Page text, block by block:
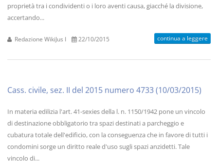
proprietà tra i condividenti o i loro aventi causa, giacché la divisione,
accertando...
Redazione WikiJus I 22/10/2015 continua a leggere
Cass. civile, sez. II del 2015 numero 4733 (10/03/2015)
In materia edilizia l'art. 41-sexies della l. n. 1150/1942 pone un vincolo
di destinazione obbligatorio tra spazi destinati a parcheggio e
cubatura totale dell'edificio, con la conseguenza che in favore di tutti i
condomini sorge un diritto reale d'uso sugli spazi anzidetti. Tale
vincolo di...